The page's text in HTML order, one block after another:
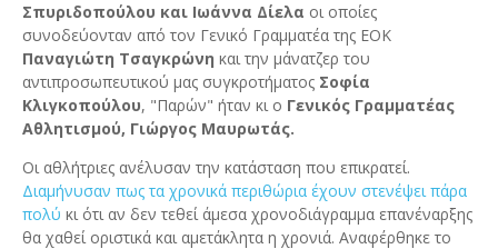
Σπυριδοπούλου και Ιωάννα Δίελα οι οποίες
συνοδεύονταν από τον Γενικό Γραμματέα της ΕΟΚ
Παναγιώτη Τσαγκρώνη και την μάνατζερ του
αντιπροσωπευτικού μας συγκροτήματος Σοφία
Κλιγκοπούλου, "Παρών" ήταν κι ο Γενικός Γραμματέας
Αθλητισμού, Γιώργος Μαυρωτάς.
Οι αθλήτριες ανέλυσαν την κατάσταση που επικρατεί.
Διαμήνυσαν πως τα χρονικά περιθώρια έχουν στενέψει πάρα
πολύ κι ότι αν δεν τεθεί άμεσα χρονοδιάγραμμα επανέναρξης
θα χαθεί οριστικά και αμετάκλητα η χρονιά. Αναφέρθηκε το